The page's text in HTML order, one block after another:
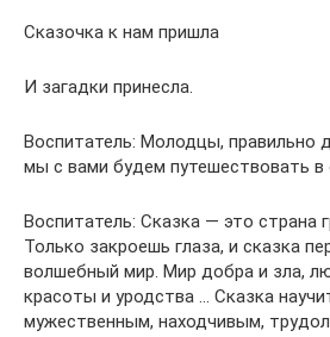
Сказочка к нам пришла
И загадки принесла.
Воспитатель: Молодцы, правильно
мы с вами будем путешествовать в
Воспитатель: Сказка — это страна
Только закроешь глаза, и сказка
волшебный мир. Мир добра и зла,
красоты и уродства … Сказка
мужественным, находчивым,